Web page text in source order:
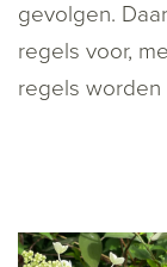
gevolgen.
regels voor,
regels worden